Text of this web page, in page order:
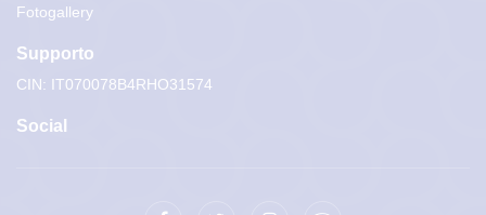
Fotogallery
Supporto
CIN: IT070078B4RHO31574
Social